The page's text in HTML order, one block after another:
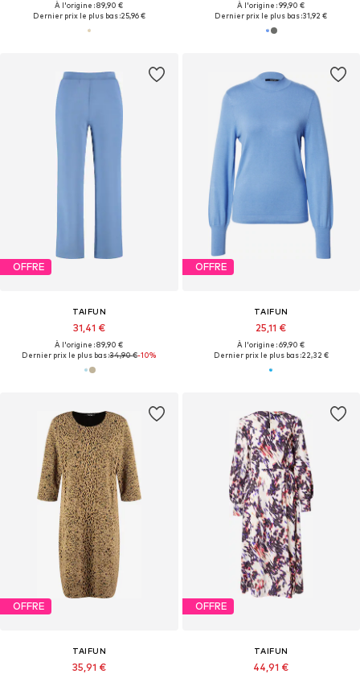
À l'origine : 89,90 €
Dernier prix le plus bas :25,96 €
À l'origine : 99,90 €
Dernier prix le plus bas :31,92 €
OFFRE
TAIFUN
31,41 €
À l'origine : 89,90 €
Dernier prix le plus bas :34,90 €-10%
OFFRE
TAIFUN
25,11 €
À l'origine : 69,90 €
Dernier prix le plus bas :22,32 €
OFFRE
TAIFUN
35,91 €
OFFRE
TAIFUN
44,91 €